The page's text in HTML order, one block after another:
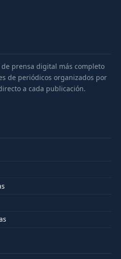
prensa digital más completo
de periódicos organizados por
a cada publicación.